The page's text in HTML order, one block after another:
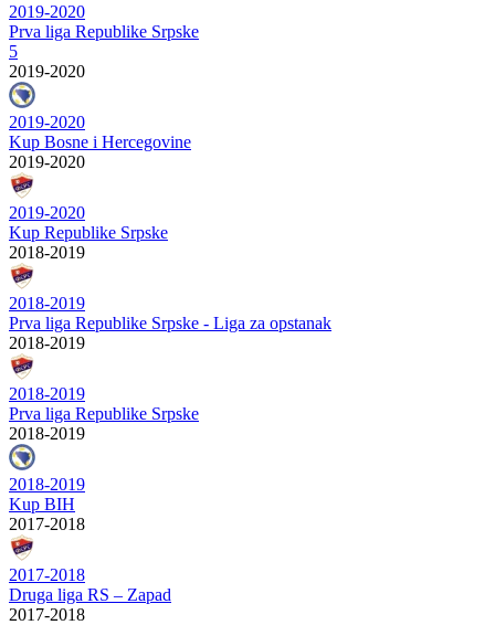
2019-2020
Prva liga Republike Srpske
5
2019-2020
2019-2020
Kup Bosne i Hercegovine
2019-2020
2019-2020
Kup Republike Srpske
2018-2019
2018-2019
Prva liga Republike Srpske - Liga za opstanak
2018-2019
2018-2019
Prva liga Republike Srpske
2018-2019
2018-2019
Kup BIH
2017-2018
2017-2018
Druga liga RS – Zapad
2017-2018